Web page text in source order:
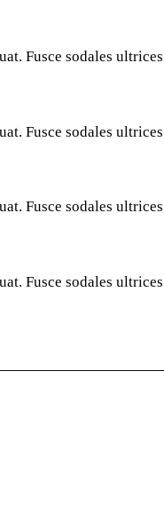
Fusce sodales
Fusce sodales
Fusce sodales
Fusce sodales